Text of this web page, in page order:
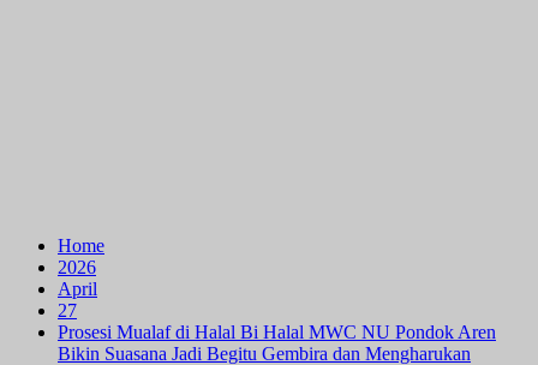
Home
2026
April
27
Prosesi Mualaf di Halal Bi Halal MWC NU Pondok Aren
Bikin Suasana Jadi Begitu Gembira dan Mengharukan